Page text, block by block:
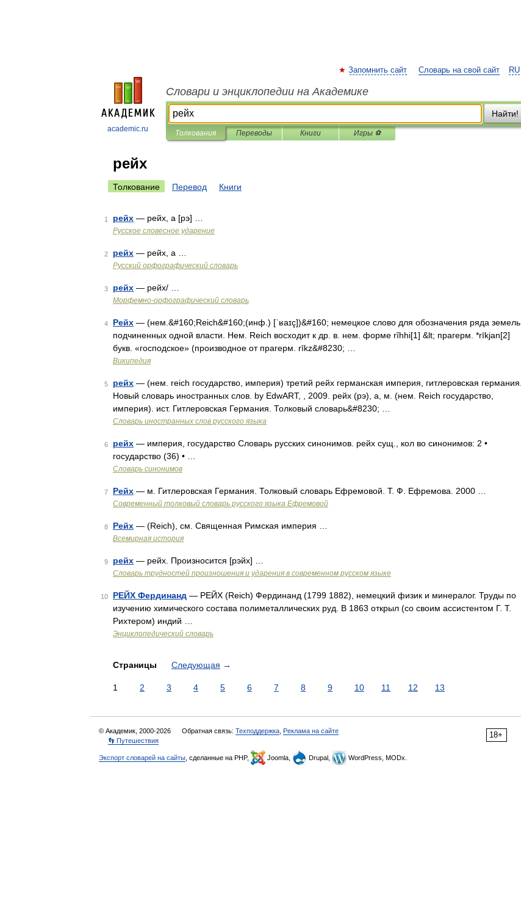
academic.ru
RU
Запомнить сайт Словарь на свой сайт
Словари и энциклопедии на Академике
Найти!
Толкования Переводы Книги Игры ⚽
рейх
Толкование Перевод Книги
1 рейх — рейх, а [рэ] …
Русское словесное ударение
2 рейх — рейх, а …
Русский орфографический словарь
3 рейх — рейх/ …
Морфемно-орфографический словарь
4 Рейх — (нем.&#160;Reich&#160;(инф.) [ˈʁaɪç])&#160; немецкое слово для обозначения ряда земель,
подчиненных одной власти. Нем. Reich восходит к др. в. нем. форме rîhhi[1] &lt; прагерм. *rīkjan[2]
букв. «господское» (производное от прагерм. rīkz&#8230; …
Википедия
5 рейх — (нем. reich государство, империя) третий рейх германская империя, гитлеровская германия.
Новый словарь иностранных слов. by EdwART, , 2009. рейх (рэ), а, м. (нем. Reich государство,
империя). ист. Гитлеровская Германия. Толковый словарь&#8230; …
Словарь иностранных слов русского языка
6 рейх — империя, государство Словарь русских синонимов. рейх сущ., кол во синонимов: 2 •
государство (36) • …
Словарь синонимов
7 Рейх — м. Гитлеровская Германия. Толковый словарь Ефремовой. Т. Ф. Ефремова. 2000 …
Современный толковый словарь русского языка Ефремовой
8 Рейх — (Reich), см. Священная Римская империя …
Всемирная история
9 рейх — рейх. Произносится [рэйх] …
Словарь трудностей произношения и ударения в современном русском языке
10 РЕЙХ Фердинанд — РЕЙХ (Reich) Фердинанд (1799 1882), немецкий физик и минералог. Труды по
изучению химического состава полиметаллических руд. В 1863 открыл (со своим ассистентом Г. Т.
Рихтером) индий …
Энциклопедический словарь
Страницы Следующая →
1 2 3 4 5 6 7 8 9 10 11 12 13
18+
© Академик, 2000-2026 Обратная связь: Техподдержка Реклама на сайте
👣 Путешествия
Экспорт словарей на сайты , сделанные на PHP, Joomla, Drupal, WordPress, MODx.